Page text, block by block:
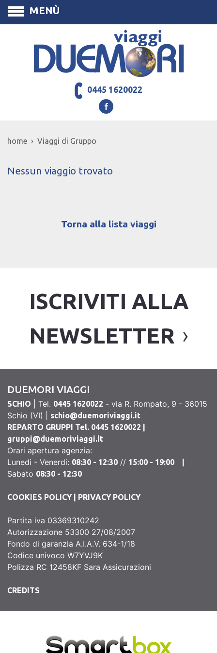
MENÙ
0445 1620022
home › Viaggi di Gruppo
Nessun viaggio trovato
Torna alla lista viaggi
ISCRIVITI ALLA
NEWSLETTER
DUEMORI VIAGGI
SCHIO | Tel. 0445 1620022 - via R. Rompato, 9 - 36015
Schio (VI) |
schio@duemoriviaggi.it
REPARTO GRUPPI Tel. 0445 1620022 |
gruppi@duemoriviaggi.it
Orari apertura agenzia:
Lunedi - Venerdi: 08:30 - 12:30 // 15:00 - 19:00 |
Sabato 08:30 - 12:30
COOKIES POLICY| PRIVACY POLICY
Partita iva 03369310242
Autorizzazione 53300 27/08/2007
Fondo di garanzia A.I.A.V. 634-1/18
Codice univoco W7YVJ9K
Polizza RC 12458KF Sara Assicurazioni
CREDITS